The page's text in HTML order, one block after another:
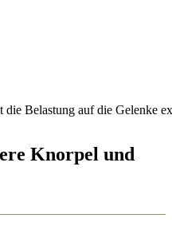
Belastung auf die Gelenke
Knorpel und